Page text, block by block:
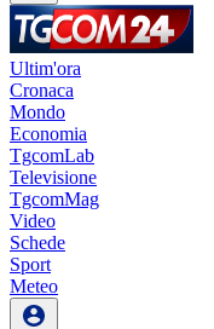
Ultim'ora
Cronaca
Mondo
Economia
TgcomLab
Televisione
TgcomMag
Video
Schede
Sport
Meteo